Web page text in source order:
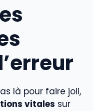
là pour faire joli,
vitales sur